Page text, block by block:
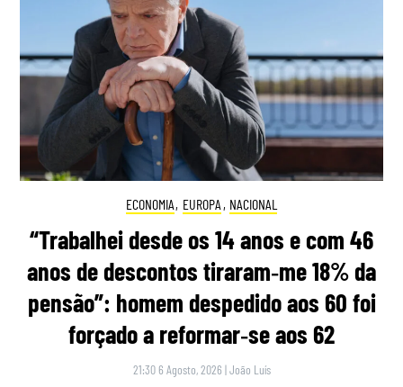
ECONOMIA, EUROPA , NACIONAL
“Trabalhei desde os 14 anos e com 46
anos de descontos tiraram‑me 18% da
pensão”: homem despedido aos 60 foi
forçado a reformar‑se aos 62
21:30 6 Agosto, 2026 |João Luís